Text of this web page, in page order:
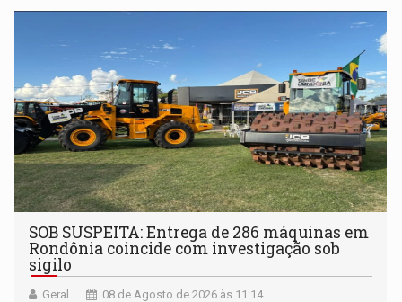
não ter entrado no modo eleição; ABAV faz evento em
SOB SUSPEITA: Entrega de 286 máquinas em
Rondônia coincide com investigação sob
sigilo
Geral 08 de Agosto de 2026 às 11:14